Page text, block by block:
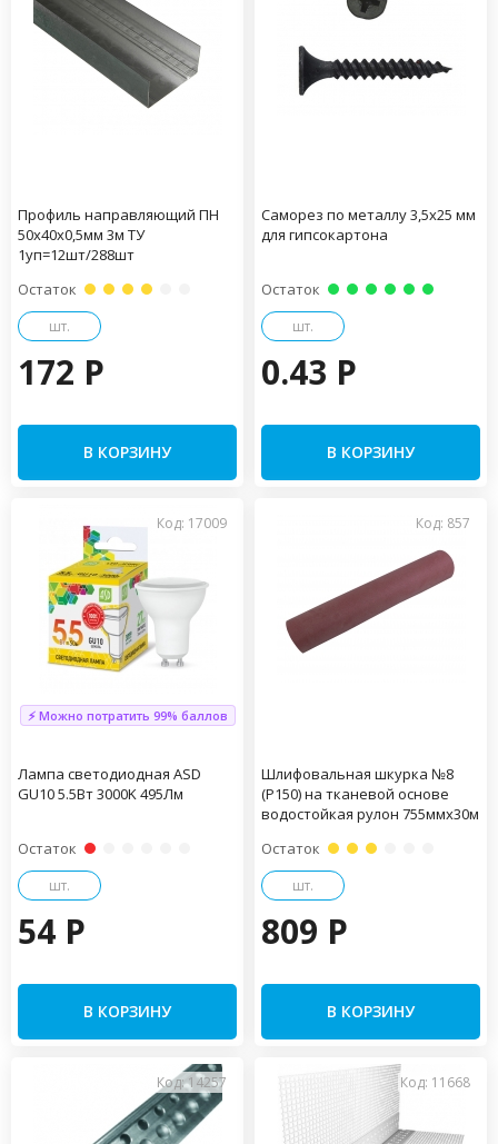
Профиль направляющий ПН
50х40х0,5мм 3м ТУ
1уп=12шт/288шт
Остаток
шт.
172 P
В КОРЗИНУ
Саморез по металлу 3,5х25 мм
для гипсокартона
Остаток
шт.
0.43 P
В КОРЗИНУ
Код: 17009
⚡ Можно потратить 99% баллов
Лампа светодиодная ASD
GU10 5.5Вт 3000K 495Лм
Остаток
шт.
54 P
В КОРЗИНУ
Код: 857
Шлифовальная шкурка №8
(Р150) на тканевой основе
водостойкая рулон 755ммх30м
Остаток
шт.
809 P
В КОРЗИНУ
Код: 14257 Код: 11668